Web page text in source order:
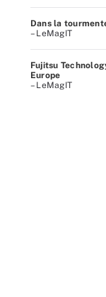
Dans la
– LeMagIT
Fujitsu
Europe
– LeMagIT